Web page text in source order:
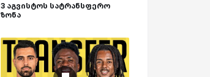
3 აგვისტოს სატრანსფერო
ზონა